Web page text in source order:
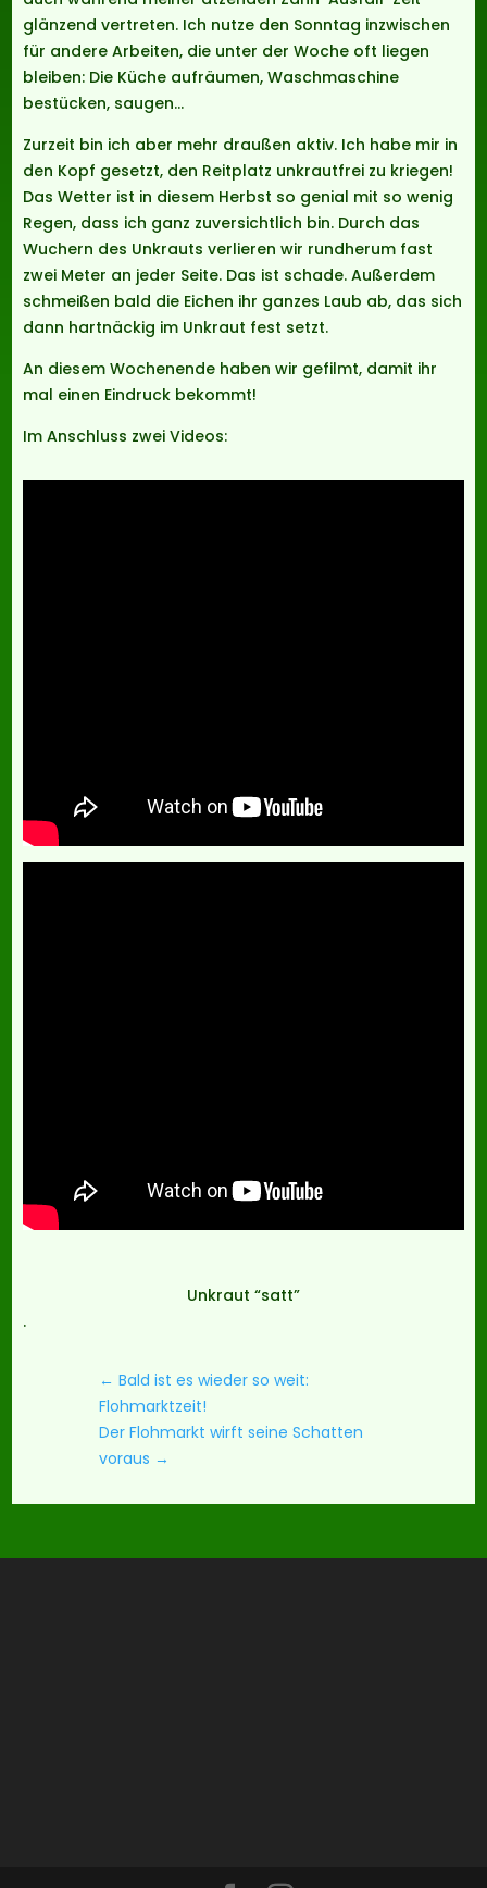
glänzend vertreten. Ich nutze den Sonntag inzwischen
für andere Arbeiten, die unter der Woche oft liegen
bleiben: Die Küche aufräumen, Waschmaschine
bestücken, saugen…
Zurzeit bin ich aber mehr draußen aktiv. Ich habe mir in
den Kopf gesetzt, den Reitplatz unkrautfrei zu kriegen!
Das Wetter ist in diesem Herbst so genial mit so wenig
Regen, dass ich ganz zuversichtlich bin. Durch das
Wuchern des Unkrauts verlieren wir rundherum fast
zwei Meter an jeder Seite. Das ist schade. Außerdem
schmeißen bald die Eichen ihr ganzes Laub ab, das sich
dann hartnäckig im Unkraut fest setzt.
An diesem Wochenende haben wir gefilmt, damit ihr
mal einen Eindruck bekommt!
Im Anschluss zwei Videos:
Unkraut “satt”
.
←Bald ist es wieder so weit:
Flohmarktzeit!
Der Flohmarkt wirft seine Schatten
voraus →